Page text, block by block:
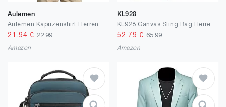
Aulemen
21.94 €22.99
Amazon
KL928
52.79 € 65.99
Amazon